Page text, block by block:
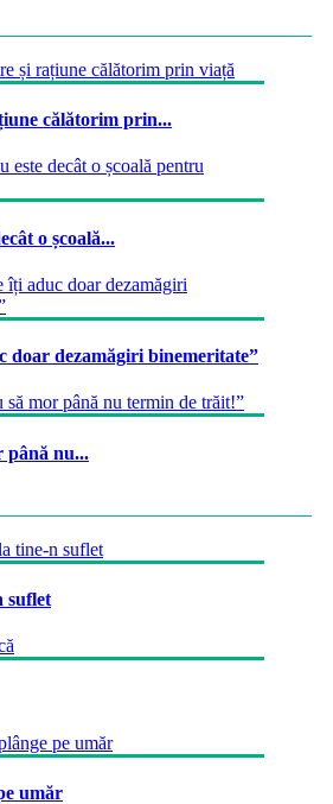
călătorim prin...
o școală...
doar dezamăgiri binemeritate”
până nu...
suflet
umăr